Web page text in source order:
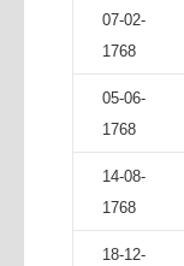
07-02-
1768
05-06-
1768
14-08-
1768
18-12-